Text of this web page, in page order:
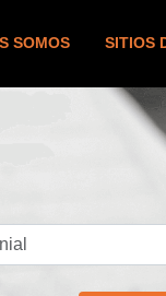
SOMOS SITIOS